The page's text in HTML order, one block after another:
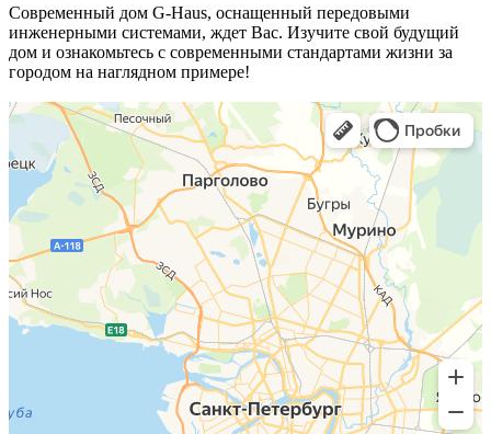
Современный дом G-Haus, оснащенный передовыми
инженерными системами, ждет Вас. Изучите свой будущий
дом и ознакомьтесь с современными стандартами жизни за
городом на наглядном примере!